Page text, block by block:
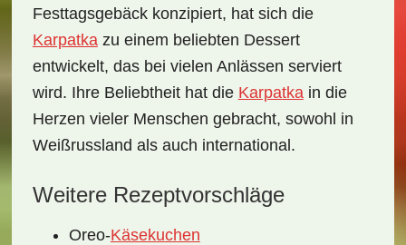
Festtagsgebäck konzipiert, hat sich die
Karpatkazu einem beliebten Dessert
entwickelt, das bei vielen Anlässen serviert
wird. Ihre Beliebtheit hat die Karpatkain die
Herzen vieler Menschen gebracht, sowohl in
Weißrussland als auch international.
Weitere Rezeptvorschläge
Oreo-Käsekuchen